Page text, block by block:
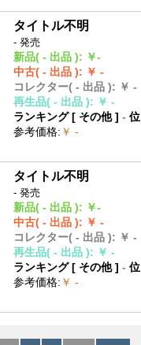
タイトル不明
- 発売
新品( - 出品 ): ￥-
中古( - 出品 ): ￥ -
コレクター( - 出品 ): ￥ -
再生品( - 出品 ): ￥ -
ランキング [ その他]- 位
参考価格: ￥ -
タイトル不明
- 発売
新品( - 出品 ): ￥-
中古( - 出品 ): ￥ -
コレクター( - 出品 ): ￥ -
再生品( - 出品 ): ￥ -
ランキング [ その他]- 位
参考価格: ￥ -